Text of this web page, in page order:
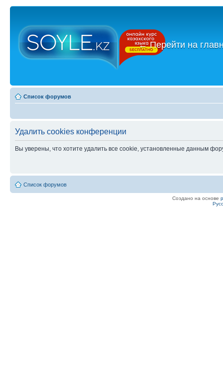
←Перейти на
Список форумов
Удалить cookies конференции
Вы уверены, что хотите удалить все cookie, установленные данным
Список форумов
Создано на основе